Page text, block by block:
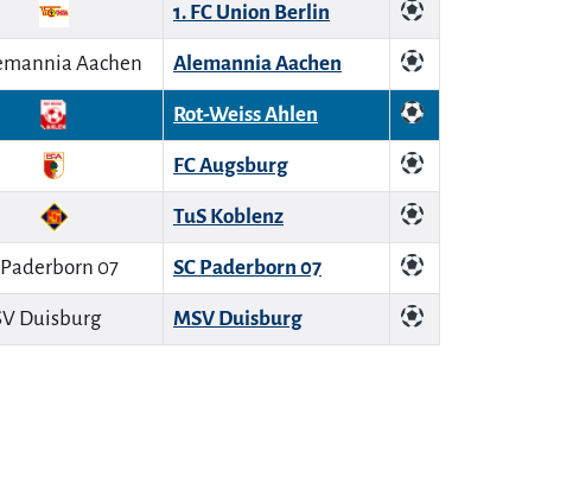
1. FC Union Berlin
Alemannia Aachen
Rot-Weiss Ahlen
FC Augsburg
TuS Koblenz
SC Paderborn 07
MSV Duisburg